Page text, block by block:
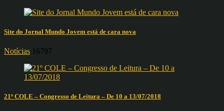
Site do Jornal Mundo Jovem está de cara nova
Notícias 16797
21º COLE – Congresso de Leitura – De 10 a 13/07/2018